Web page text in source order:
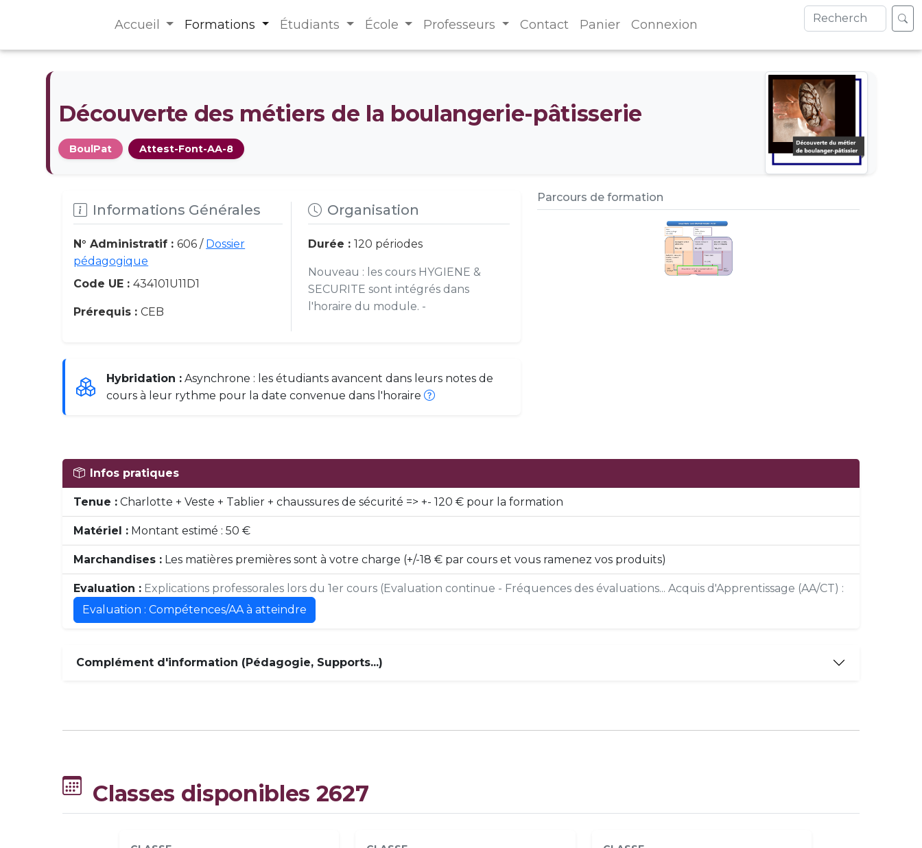
Accueil Formations Étudiants École Professeurs Contact Panier Connexion
Découverte des métiers de la boulangerie-pâtisserie
BoulPat Attest-Font-AA-8
Informations Générales
N° Administratif :606 / Dossier
pédagogique
Code UE :434101U11D1
Prérequis :CEB
Organisation
Durée : 120 périodes
Nouveau : les cours HYGIENE &
SECURITE sont intégrés dans
l'horaire du module. -
Hybridation : Asynchrone : les étudiants avancent dans leurs notes de
cours à leur rythme pour la date convenue dans l'horaire
Parcours de formation
Infos pratiques
Tenue : Charlotte + Veste + Tablier + chaussures de sécurité => +- 120 € pour la formation
Matériel : Montant estimé : 50 €
Marchandises : Les matières premières sont à votre charge (+/-18 € par cours et vous ramenez vos produits)
Evaluation : Explications professorales lors du 1er cours (Evaluation continue - Fréquences des évaluations... Acquis d'Apprentissage (AA/CT) :
Evaluation : Compétences/AA à atteindre
Complément d'information (Pédagogie, Supports...)
Classes disponibles 2627